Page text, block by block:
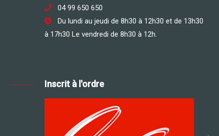
04 99 650 650
Du lundi au jeudi de 8h30 à 12h30 et de 13h30
à 17h30 Le vendredi de 8h30 à 12h.
Inscrit à l'ordre